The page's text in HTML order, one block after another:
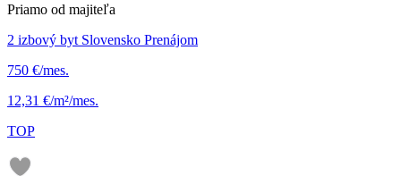
Priamo od majiteľa
2 izbový byt Slovensko Prenájom
750 €/mes.
12,31 €/m²/mes.
TOP